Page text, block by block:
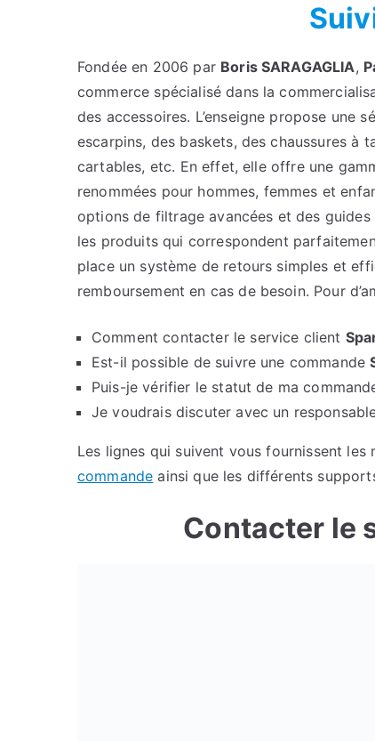
Fondée en 2006 par Boris SARAGAGLIA,
commerce spécialisé dans la
des accessoires. L’enseigne propose une
escarpins, des baskets, des chaussures à
cartables, etc. En effet, elle offre une
renommées pour hommes, femmes et
options de filtrage avancées et des
les produits qui correspondent
place un système de retours simples et
remboursement en cas de besoin. Pour
Comment contacter le service client
Est-il possible de suivre une commande
Puis-je vérifier le statut de ma
Je voudrais discuter avec un
Les lignes qui suivent vous fournissent
commande ainsi que les différents
Contacter le